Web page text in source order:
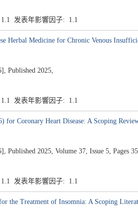
发表年影響因子: 1.1
Herbal Medicine for Chronic Venous
Published 2025,
发表年影響因子: 1.1
for Coronary Heart Disease: A Scoping
2025, Volume 37, Issue 5, Pages
发表年影響因子: 1.1
the Treatment of Insomnia: A Scoping